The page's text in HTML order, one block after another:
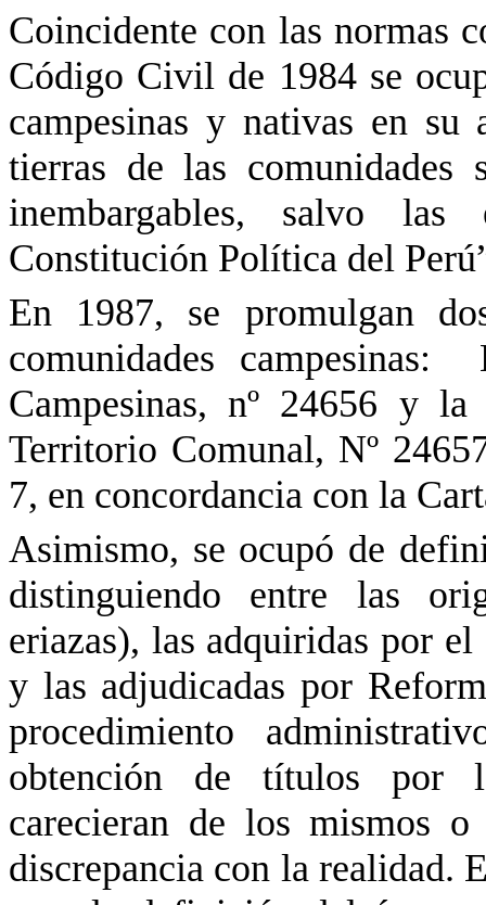
Coincidente con las normas
Código Civil de 1984 se
campesinas y nativas en su
tierras de las comunidades
inembargables, salvo las
Constitución Política del
En 1987, se promulgan
comunidades campesinas:
Campesinas,nº 24656 y la
Territorio Comunal, Nº
7, en concordancia con la
Asimismo, se ocupó de
distinguiendo entre las
eriazas), las adquiridas por
y las adjudicadas por
procedimiento
obtención de títulos por
carecieran de los mismos
discrepancia con la realidad.